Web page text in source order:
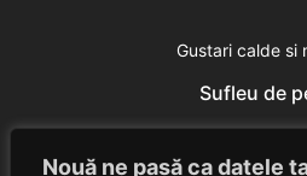
Nouă ne pasă ca datele
Gustari calde si
Sufleu de
Eduard Nedelcu